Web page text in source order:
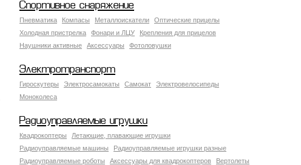
Спортивное снаряжение
Пневматика Компасы Металлоискатели
Оптические прицелы
Холодная пристрелка
Фонари и ЛЦУ
Крепления для прицелов
Наушники активные
Аксессуары Фотоловушки
Электротранспорт
Гироскутеры Электросамокаты Самокат
Электровелосипеды
Моноколеса
Радиоуправляемые игрушки
Квадрокоптеры
Летающие, плавающие игрушки
Радиоуправляемые машины
Радиоуправляемые игрушки разные
Радиоуправляемые роботы
Аксессуары для квадрокоптеров Вертолеты